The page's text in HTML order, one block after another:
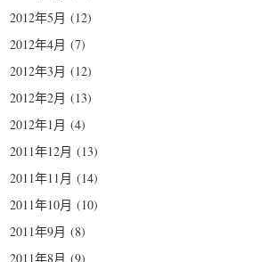
2012年5月 (12)
2012年4月 (7)
2012年3月 (12)
2012年2月 (13)
2012年1月 (4)
2011年12月 (13)
2011年11月 (14)
2011年10月 (10)
2011年9月 (8)
2011年8月 (9)